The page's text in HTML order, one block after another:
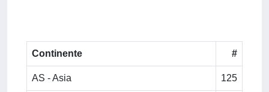
Continente #
AS - Asia 125